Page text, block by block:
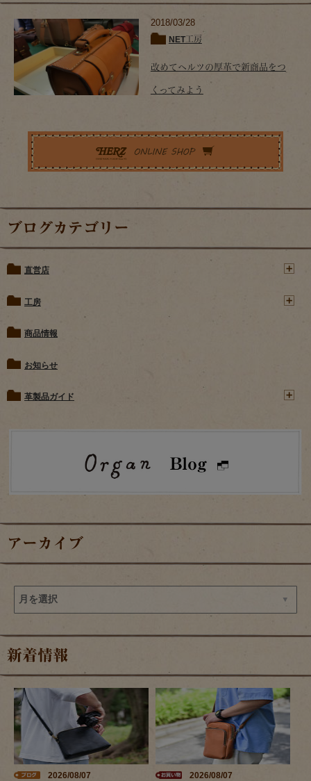
2018/03/28
NET工房
改めてヘルツの厚革で新商品をつ
くってみよう
ブログカテゴリー
直営店
工房
商品情報
お知らせ
革製品ガイド
アーカイブ
新着情報
2026/08/07 2026/08/07